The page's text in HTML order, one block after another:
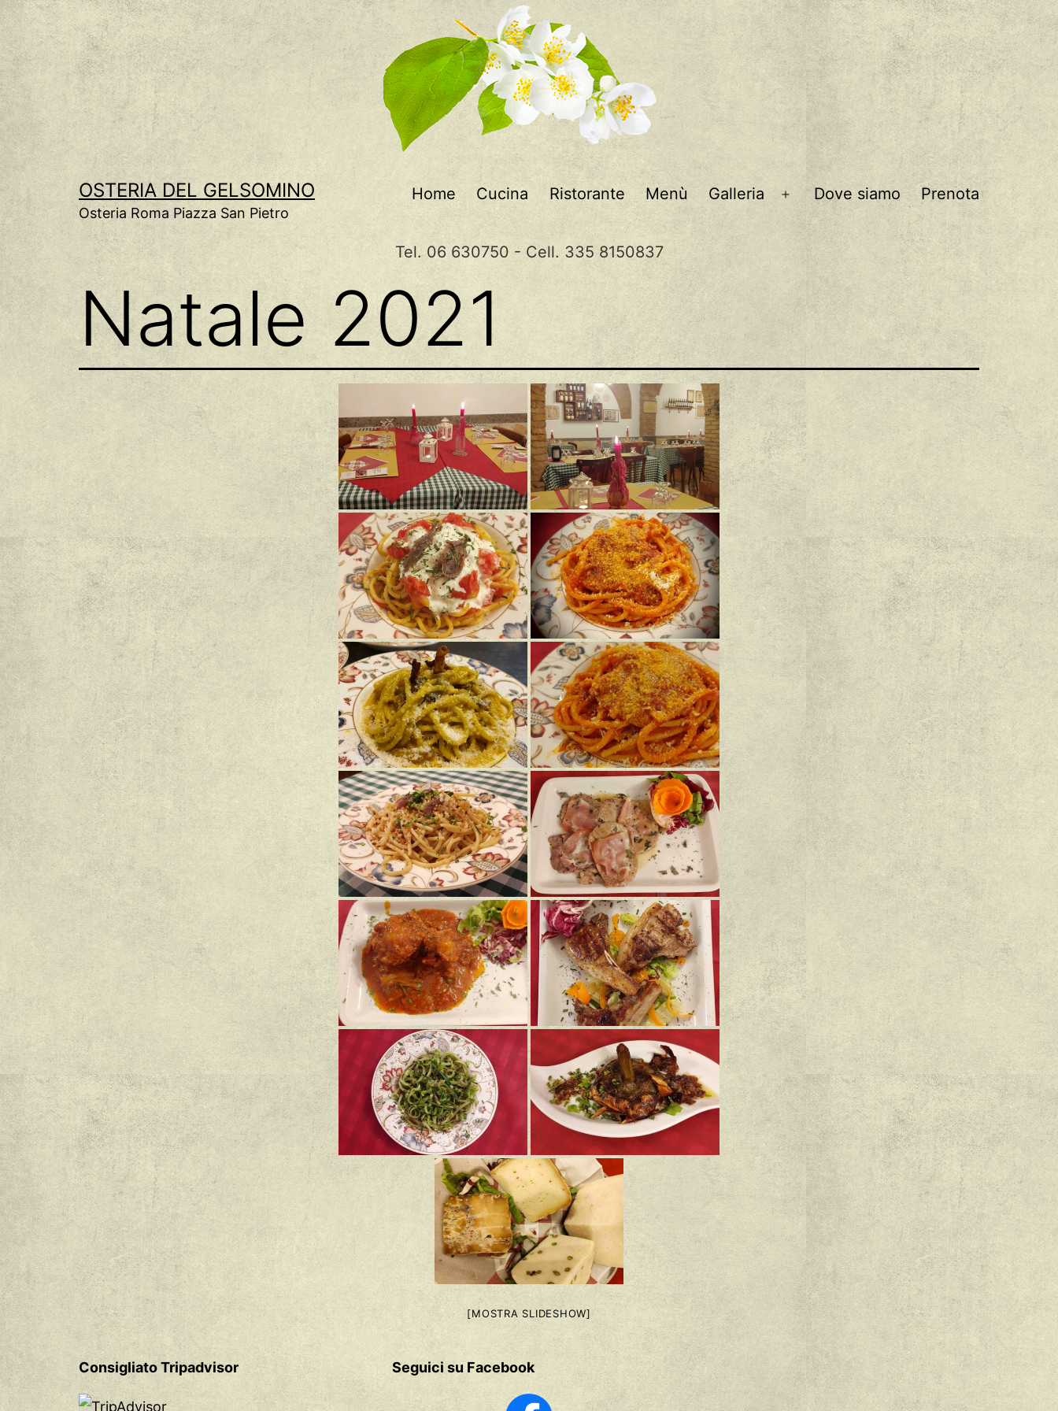
Salta
al
contenuto
OSTERIA DEL GELSOMINO
Osteria Roma Piazza San Pietro
Home Cucina Ristorante Menù Galleria
Apri
menu
Dove siamo Prenota
Tel. 06 630750 - Cell. 335 8150837
Natale 2021
[MOSTRA SLIDESHOW]
Consigliato Tripadvisor Seguici su Facebook